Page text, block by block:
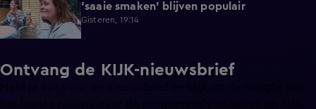
'saaie smaken' blijven populair
Gisteren, 19:14
Ontvang de KIJK-nieuwsbrief